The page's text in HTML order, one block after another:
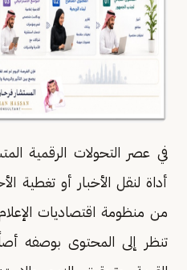
في عصر التحولات الرقمية
أداة لنقل الأخبار أو تغطية
تنظر إلى المحتوى بوصفه